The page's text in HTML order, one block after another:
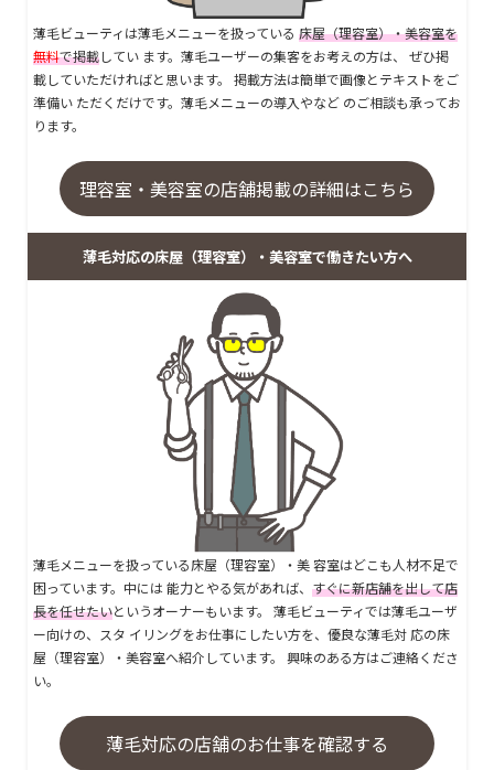
薄毛ビューティは薄毛メニューを扱っている 床屋（理容室）・美容室を
無料で掲載してい ます。薄毛ユーザーの集客をお考えの方は、 ぜひ掲
載していただければと思います。 掲載方法は簡単で画像とテキストをご
準備い ただくだけです。薄毛メニューの導入やなど のご相談も承ってお
ります。
理容室・美容室の店舗掲載の詳細はこちら
薄毛対応の床屋（理容室）・美容室で働きたい方へ
薄毛メニューを扱っている床屋（理容室）・美 容室はどこも人材不足で
困っています。中には 能力とやる気があれば、 すぐに新店舗を出して店
長を任せたいというオーナーもいます。 薄毛ビューティでは薄毛ユーザ
ー向けの、スタ イリングをお仕事にしたい方を、優良な薄毛対 応の床
屋（理容室）・美容室へ紹介しています。 興味のある方はご連絡くださ
い。
薄毛対応の店舗のお仕事を確認する